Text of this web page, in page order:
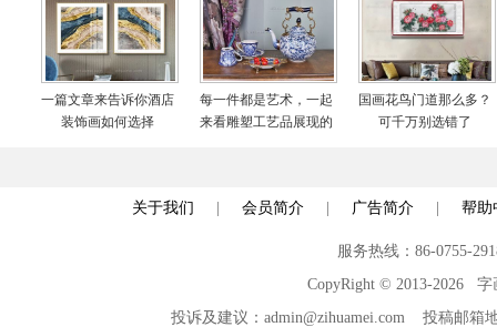
一篇文章来告诉你酒店
装饰画如何选择
每一件都是艺术，一起
来看雕塑工艺品展现的
国画花鸟门道那么多？
可千万别选错了
关于我们 | 会员简介 | 广告简介 | 帮助
服务热线：86-0755-
CopyRight © 2013-2026 字
投诉及建议：admin@zihuamei.com 投稿邮